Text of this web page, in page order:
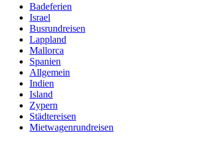
Badeferien
Israel
Busrundreisen
Lappland
Mallorca
Spanien
Allgemein
Indien
Island
Zypern
Städtereisen
Mietwagenrundreisen